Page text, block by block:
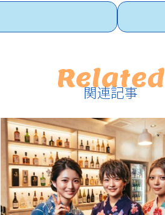
Related
関連記事